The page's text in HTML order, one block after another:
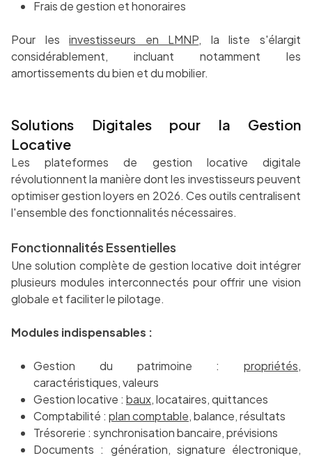
Frais de gestion et honoraires
Pour lesinvestisseurs en LMNP, la liste s'élargit
considérablement, incluant notamment les
amortissements du bien et du mobilier.
Solutions Digitales pour la Gestion
Locative
Les plateformes de gestion locative digitale
révolutionnent la manière dont les investisseurs peuvent
optimiser gestion loyers en 2026. Ces outils centralisent
l'ensemble des fonctionnalités nécessaires.
Fonctionnalités Essentielles
Une solution complète de gestion locative doit intégrer
plusieurs modules interconnectés pour offrir une vision
globale et faciliter le pilotage.
Modules indispensables :
Gestion du patrimoine : propriétés,
caractéristiques, valeurs
Gestion locative : baux, locataires, quittances
Comptabilité : plan comptable, balance, résultats
Trésorerie : synchronisation bancaire, prévisions
Documents : génération, signature électronique,